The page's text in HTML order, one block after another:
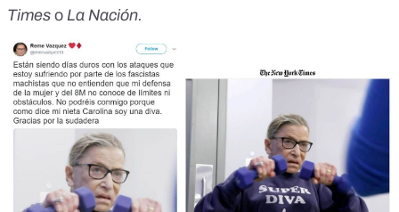
Times o La Nación.